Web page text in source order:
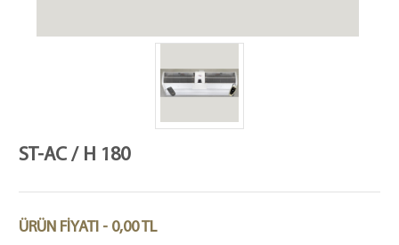
ST-AC / H 180
ÜRÜN FİYATI - 0,00 TL